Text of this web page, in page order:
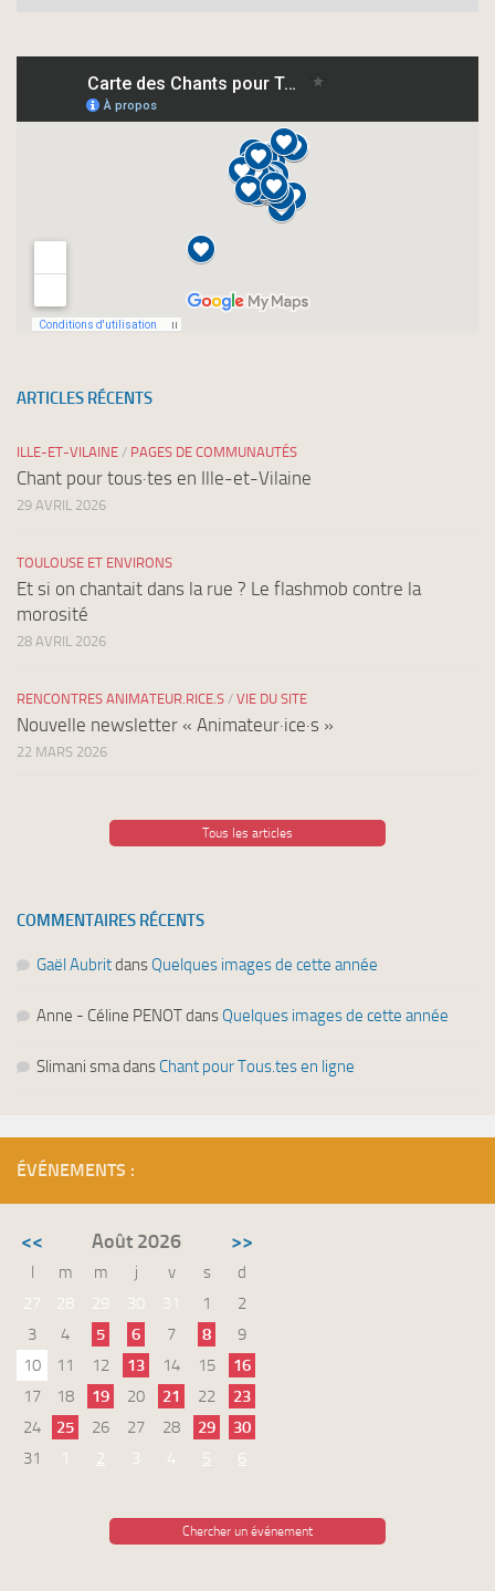
newsletters
ARTICLES RÉCENTS
ILLE-ET-VILAINE / PAGES DE COMMUNAUTÉS
Chant pour tous·tes en Ille-et-Vilaine
29 AVRIL 2026
TOULOUSE ET ENVIRONS
Et si on chantait dans la rue ? Le flashmob contre la
morosité
28 AVRIL 2026
RENCONTRES ANIMATEUR.RICE.S / VIE DU SITE
Nouvelle newsletter « Animateur·ice·s »
22 MARS 2026
Tous les articles
COMMENTAIRES RÉCENTS
Gaël Aubritdans Quelques images de cette année
Anne - Céline PENOTdans Quelques images de cette année
Slimani smadans Chant pour Tous.tes en ligne
ÉVÉNEMENTS :
<< Août 2026 >>
l m m j v s
d
27
28 29 30 31 1
2
3
4 5 6 7 8
9
10
11 12 13 14 15
16
17
18 19 20 21 22
23
24
25 26 27 28 29
30
31
1 2 3 4 5 6
Chercher un événement